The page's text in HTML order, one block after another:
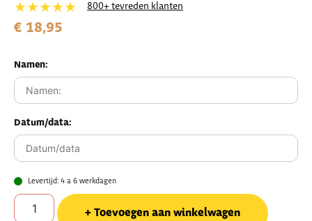
★★★★★ 800+ tevreden klanten
€ 18,95
Namen:
Datum/data:
Levertijd: 4 a 6 werkdagen
Toevoegen aan winkelwagen